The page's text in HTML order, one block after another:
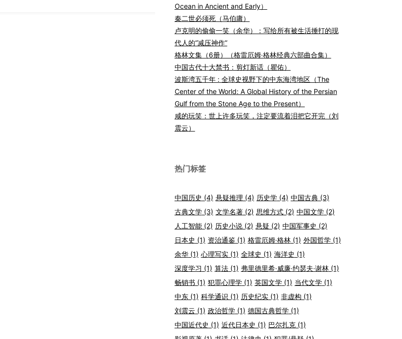
Ocean in Ancient and Early）
秦二世必须死（马伯庸）
卢克明的偷偷一笑（余华）：写给所有被生活捶打的现
代人的“减压神作”
格林文集（6册）（格雷厄姆·格林经典六部曲合集）
中国古代十大禁书：剪灯新话（瞿佑）
波斯湾五千年 : 全球史视野下的中东海湾地区（The
Center of the World: A Global History of the Persian
Gulf from the Stone Age to the Present）
咸的玩笑：世上许多玩笑，注定要流着泪把它开完（刘
震云）
热门标签
中国历史 (4) 悬疑推理 (4) 历史学(4) 中国古典(3)
古典文学(3) 文学名著(2) 思维方式(2) 中国文学(2)
人工智能(2) 历史小说(2) 悬疑 (2) 中国军事史 (2)
日本史 (1) 资治通鉴(1) 格雷厄姆·格林(1) 外国哲学(1)
余华(1) 心理写实(1) 全球史 (1) 海洋史 (1)
深度学习 (1) 算法(1) 弗里德里希·威廉·约瑟夫·谢林(1)
畅销书 (1) 犯罪心理学(1) 英国文学(1) 当代文学(1)
中东(1) 科学通识 (1) 历史纪实(1) 非虚构 (1)
刘震云 (1) 政治哲学(1) 德国古典哲学(1)
中国近代史 (1) 近代日本史 (1) 巴尔扎克(1)